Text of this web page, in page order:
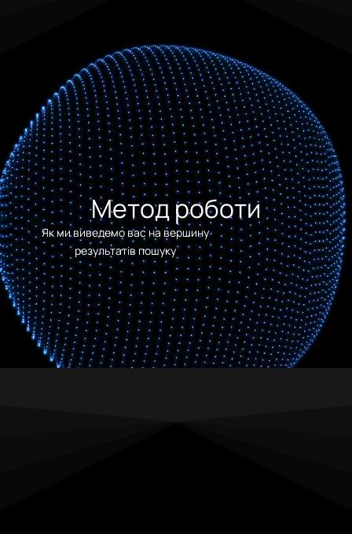
Метод роботи
Як ми виведемо вас на вершину
результатів пошуку